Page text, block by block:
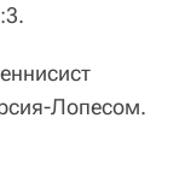
Лопесом.